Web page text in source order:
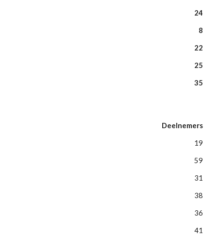
24
8
22
25
35
Deelnemers
19
59
31
38
36
41